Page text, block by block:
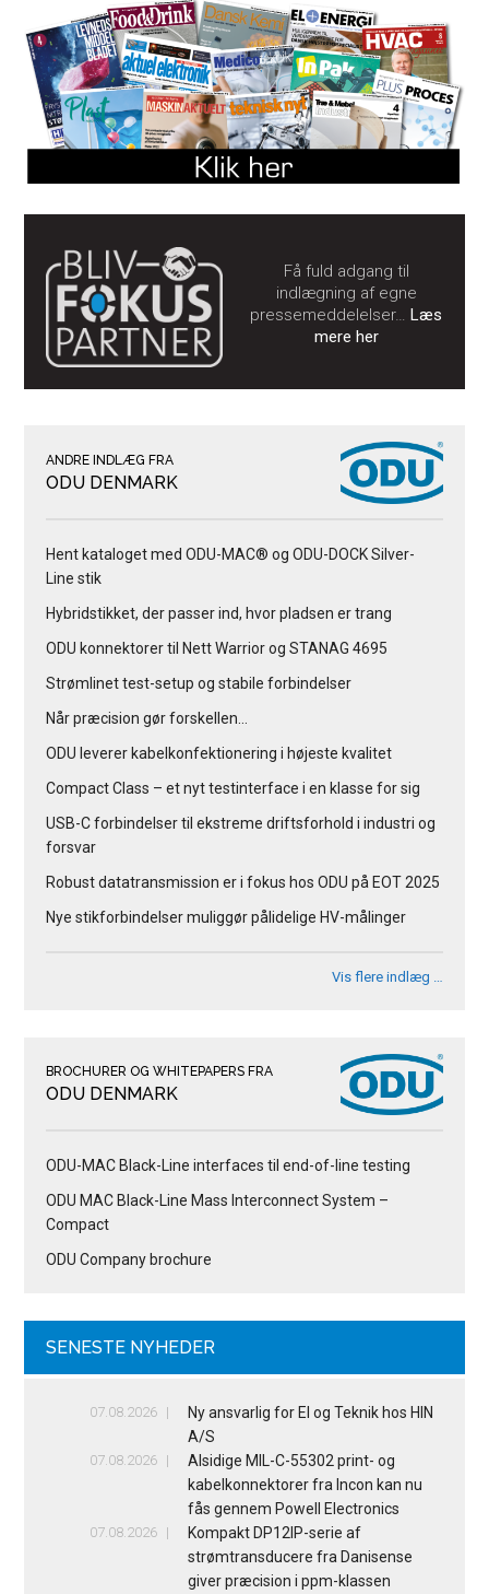
Få fuld adgang til
indlægning af egne
pressemeddelelser…Læs
mere her
ANDRE INDLÆG FRA
ODU DENMARK
Hent kataloget med ODU-MAC® og ODU-DOCK Silver-
Line stik
Hybridstikket, der passer ind, hvor pladsen er trang
ODU konnektorer til Nett Warrior og STANAG 4695
Strømlinet test-setup og stabile forbindelser
Når præcision gør forskellen…
ODU leverer kabelkonfektionering i højeste kvalitet
Compact Class – et nyt testinterface i en klasse for sig
USB-C forbindelser til ekstreme driftsforhold i industri og
forsvar
Robust datatransmission er i fokus hos ODU på EOT 2025
Nye stikforbindelser muliggør pålidelige HV-målinger
Vis flere indlæg …
BROCHURER OG WHITEPAPERS FRA
ODU DENMARK
ODU-MAC Black-Line interfaces til end-of-line testing
ODU MAC Black-Line Mass Interconnect System –
Compact
ODU Company brochure
SENESTE NYHEDER
07.08.2026
Ny ansvarlig for El og Teknik hos HIN
A/S
07.08.2026
Alsidige MIL-C-55302 print- og
kabelkonnektorer fra Incon kan nu
fås gennem Powell Electronics
07.08.2026
Kompakt DP12IP-serie af
strømtransducere fra Danisense
giver præcision i ppm-klassen